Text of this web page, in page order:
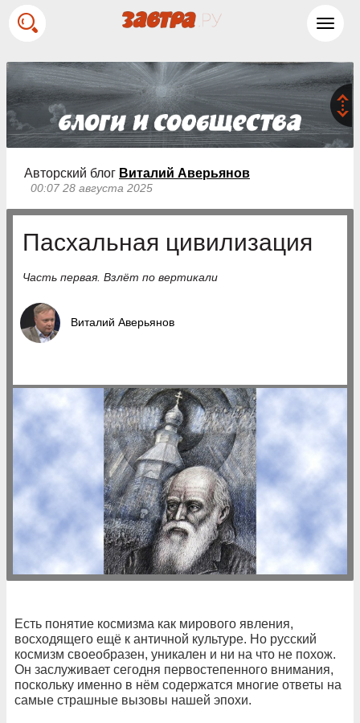
Авторский блог Виталий Аверьянов
00:07 28 августа 2025
Пасхальная цивилизация
Часть первая. Взлёт по вертикали
Виталий Аверьянов
Есть понятие космизма как мирового явления,
восходящего ещё к античной культуре. Но русский
космизм своеобразен, уникален и ни на что не похож.
Он заслуживает сегодня первостепенного внимания,
поскольку именно в нём содержатся многие ответы на
самые страшные вызовы нашей эпохи.